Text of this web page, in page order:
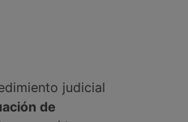
judicial
de